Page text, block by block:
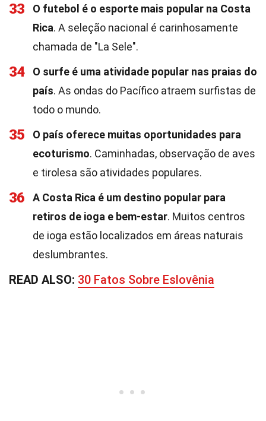
33
O futebol é o esporte mais popular na Costa
Rica. A seleção nacional é carinhosamente
chamada de "La Sele".
34
O surfe é uma atividade popular nas praias do
país. As ondas do Pacífico atraem surfistas de
todo o mundo.
35
O país oferece muitas oportunidades para
ecoturismo. Caminhadas, observação de aves
e tirolesa são atividades populares.
36
A Costa Rica é um destino popular para
retiros de ioga e bem-estar. Muitos centros
de ioga estão localizados em áreas naturais
deslumbrantes.
READ ALSO: 30 Fatos Sobre Eslovênia